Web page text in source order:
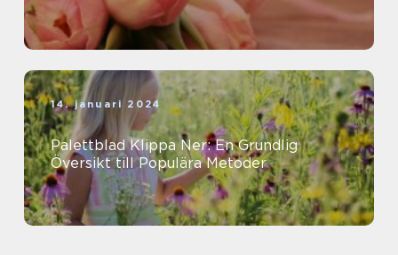
14. januari 2024
Palettblad Klippa Ner: En Grundlig
Översikt till Populära Metoder